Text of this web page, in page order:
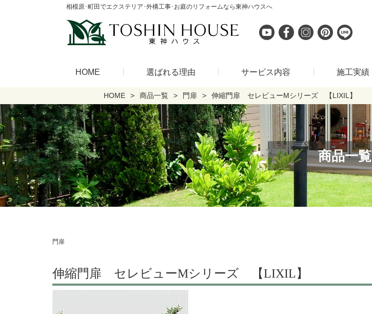
相模原･町田でエクステリア･外構工事･お庭のリフォームなら東神ハウスへ
HOME 選ばれる理由 サービス内容 施工実績
HOME 商品一覧 門扉 伸縮門扉 セレビューMシリーズ 【LIXIL】
商品一覧
門扉
伸縮門扉 セレビューMシリーズ 【LIXIL】